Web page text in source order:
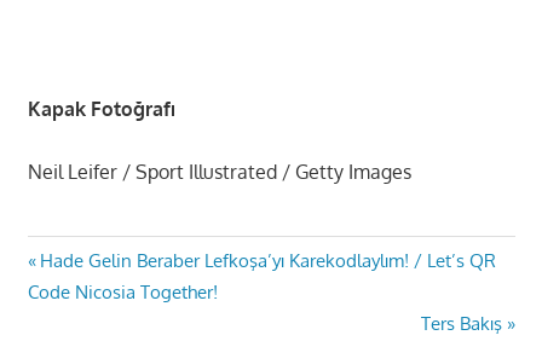
Kapak Fotoğrafı
Neil Leifer / Sport Illustrated / Getty Images
Yazı
gezinmesi
Previous
Post:
Hade Gelin Beraber Lefkoşa’yı Karekodlaylım! / Let’s QR
Code Nicosia Together!
Next
Ters Bakış